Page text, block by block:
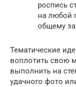
роспись
на любой
общему
Тематические
воплотить свою
выполнить на
удачного фото